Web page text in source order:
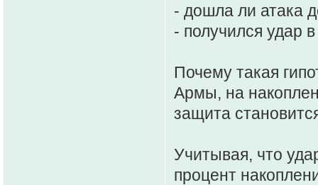
- дошла ли атака
- получился удар
Почему такая
Армы, на
защита
Учитывая, что
процент